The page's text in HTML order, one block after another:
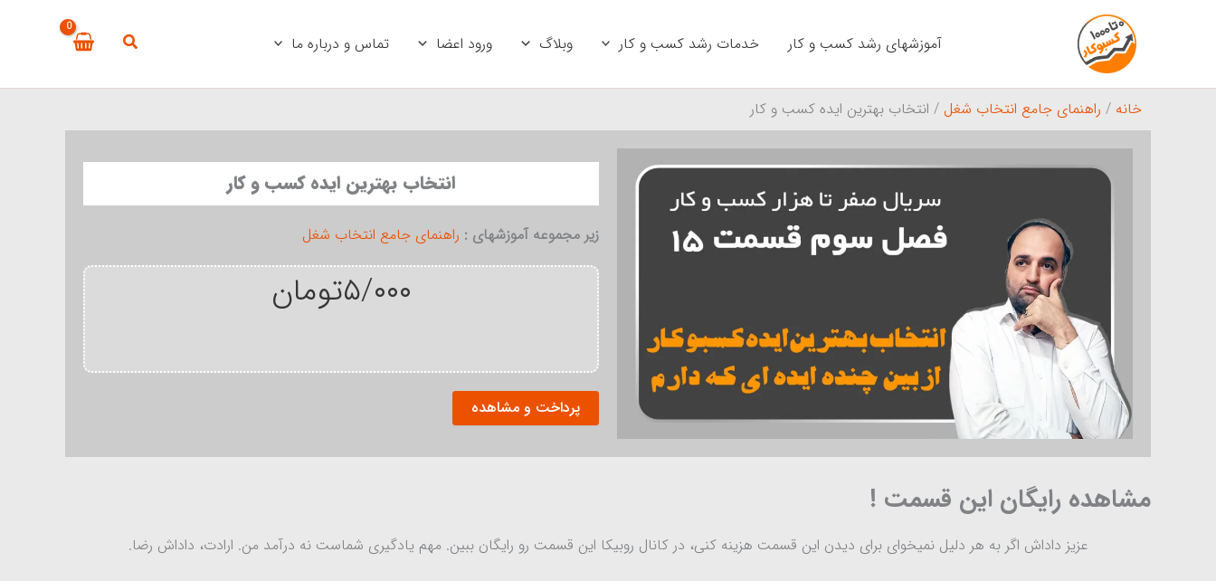
آموزشهای رشد کسب و کار خدمات رشد کسب و کار وبلاگ ورود اعضا تماس و درباره ما
خانه / راهنمای جامع انتخاب شغل / انتخاب بهترین ایده کسب و کار
انتخاب بهترین ایده کسب و کار
زیر مجموعه آموزشهای : راهنمای جامع انتخاب شغل
۵/۰۰۰تومان
انتخاب
بهترین
کسب
پرداخت و مشاهده
مشاهده رایگان این قسمت !
عزیز داداش اگر به هر دلیل نمیخوای برای دیدن این قسمت هزینه کنی، در کانال روبیکا این قسمت رو رایگان ببین. مهم یادگیری شماست نه درآمد من. ارادت، داداش رضا.